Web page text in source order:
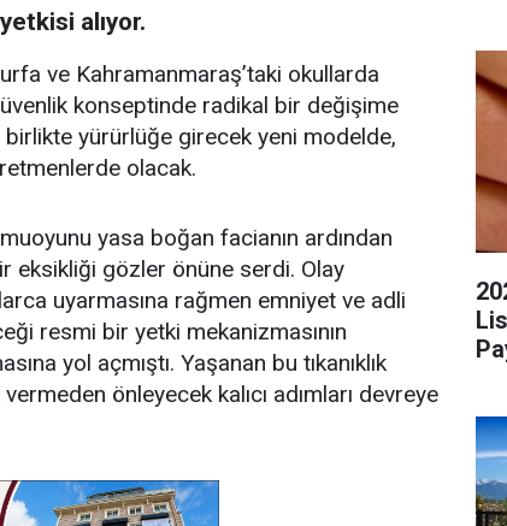
alıyor.
ve Kahramanmaraş’taki okullarda
konseptinde radikal bir değişime
yürürlüğe girecek yeni modelde,
olacak.
yasa boğan facianın ardından
eksikliği gözler önüne serdi. Olay
uyarmasına rağmen emniyet ve adli
resmi bir yetki mekanizmasının
yol açmıştı. Yaşanan bu tıkanıklık
önleyecek kalıcı adımları devreye